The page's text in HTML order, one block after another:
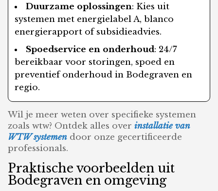
Duurzame oplossingen: Kies uit
systemen met energielabel A, blanco
energierapport of subsidieadvies.
Spoedservice en onderhoud: 24/7
bereikbaar voor storingen, spoed en
preventief onderhoud in Bodegraven en
regio.
Wil je meer weten over specifieke systemen
zoals wtw? Ontdek alles overinstallatie van
WTW systemen door onze gecertificeerde
professionals.
Praktische voorbeelden uit
Bodegraven en omgeving